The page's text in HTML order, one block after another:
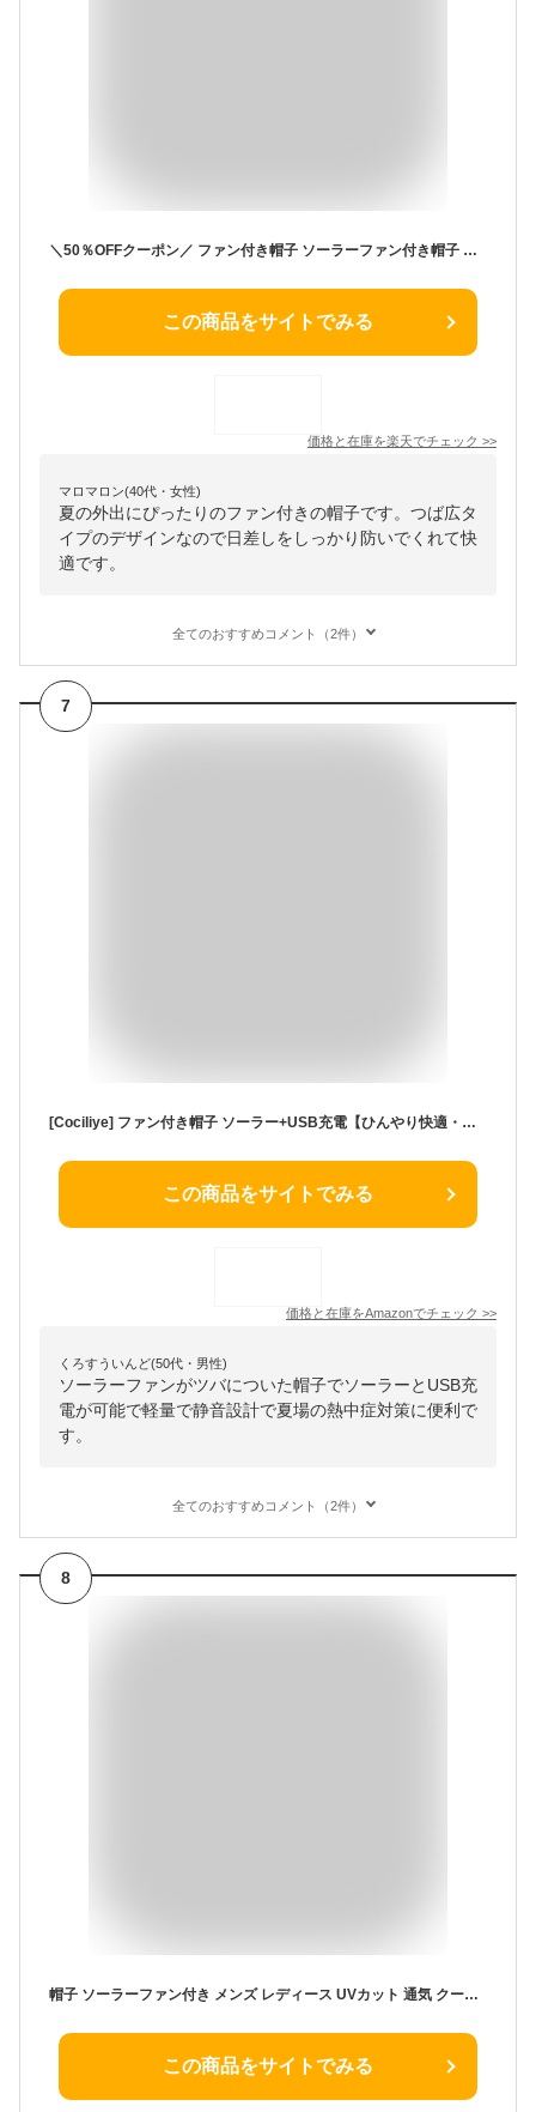
＼50％OFFクーポン／ ファン付き帽子 ソーラーファン付き帽子 帽子 ファン 扇風機 ファン付き ソーラーハット 【USB充電＆ソーラー両対応】UVカット USB 充電 クリップ メンズ レディース サファリハット キャップ 日焼け防止 つば広 あご紐 日除け 釣り ハット防止
この商品をサイトでみる
価格と在庫を楽天でチェック >>
マロマロン(40代・女性)
夏の外出にぴったりのファン付きの帽子です。つば広タ
イプのデザインなので日差しをしっかり防いでくれて快
適です。
全てのおすすめコメント（2件）
7
[Cociliye] ファン付き帽子 ソーラー+USB充電【ひんやり快適・蒸れゼロ】メッシュ通気ソーラー駆動ファン付きキャップ メンズ レディース 野球帽 夏用 涼しい 扇風機付きキャップ 日よけ 軽量 静音 風量3段階調節 お出かけ 屋外 薄黄色（丸バッテリー）
この商品をサイトでみる
価格と在庫をAmazonでチェック >>
くろすういんど(50代・男性)
ソーラーファンがツバについた帽子でソーラーとUSB充
電が可能で軽量で静音設計で夏場の熱中症対策に便利で
す。
全てのおすすめコメント（2件）
8
帽子 ソーラーファン付き メンズ レディース UVカット 通気 クール感 速乾 熱中症対策 ひんやりキャップ サファリハット アウトドア 登山 釣り用 360度日除け ハット 折りたたみ 携帯便利 通勤 自転車 遠足 グッズ 防水 サイズ調整可
この商品をサイトでみる